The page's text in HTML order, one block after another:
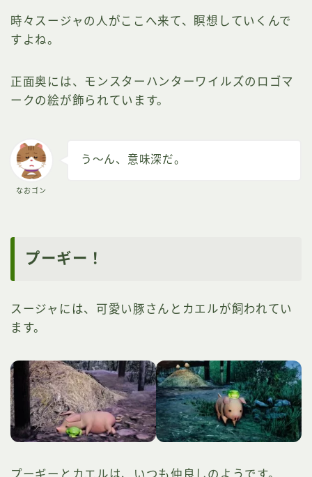
時々スージャの人がここへ来て、瞑想していくんで
すよね。
正面奥には、モンスターハンターワイルズのロゴマ
ークの絵が飾られています。
なおゴン
う～ん、意味深だ。
プーギー！
スージャには、可愛い豚さんとカエルが飼われてい
ます。